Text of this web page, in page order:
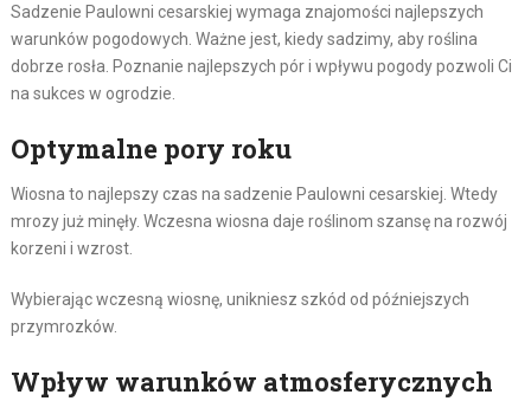
Sadzenie Paulowni cesarskiej wymaga znajomości najlepszych
warunków pogodowych. Ważne jest, kiedy sadzimy, aby roślina
dobrze rosła. Poznanie najlepszych pór i wpływu pogody pozwoli Ci
na sukces w ogrodzie.
Optymalne pory roku
Wiosna to najlepszy czas na sadzenie Paulowni cesarskiej. Wtedy
mrozy już minęły. Wczesna wiosna daje roślinom szansę na rozwój
korzeni i wzrost.
Wybierając wczesną wiosnę, unikniesz szkód od późniejszych
przymrozków.
Wpływ warunków atmosferycznych